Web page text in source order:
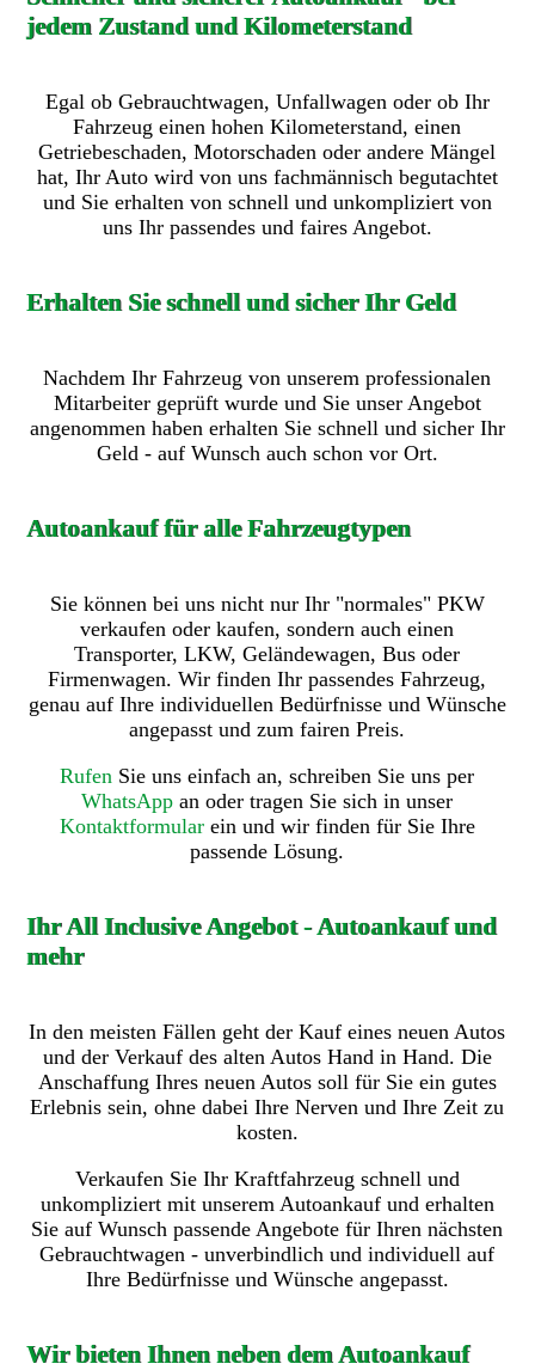
jedem Zustand und Kilometerstand
Egal ob Gebrauchtwagen, Unfallwagen oder ob Ihr
Fahrzeug einen hohen Kilometerstand, einen
Getriebeschaden, Motorschaden oder andere Mängel
hat, Ihr Auto wird von uns fachmännisch begutachtet
und Sie erhalten von schnell und unkompliziert von
uns Ihr passendes und faires Angebot.
Erhalten Sie schnell und sicher Ihr Geld
Nachdem Ihr Fahrzeug von unserem professionalen
Mitarbeiter geprüft wurde und Sie unser Angebot
angenommen haben erhalten Sie schnell und sicher Ihr
Geld - auf Wunsch auch schon vor Ort.
Autoankauf für alle Fahrzeugtypen
Sie können bei uns nicht nur Ihr "normales" PKW
verkaufen oder kaufen, sondern auch einen
Transporter, LKW, Geländewagen, Bus oder
Firmenwagen. Wir finden Ihr passendes Fahrzeug,
genau auf Ihre individuellen Bedürfnisse und Wünsche
angepasst und zum fairen Preis.
Rufen Sie uns einfach an, schreiben Sie uns per
WhatsApp an oder tragen Sie sich in unser
Kontaktformularein und wir finden für Sie Ihre
passende Lösung.
Ihr All Inclusive Angebot - Autoankauf und
mehr
In den meisten Fällen geht der Kauf eines neuen Autos
und der Verkauf des alten Autos Hand in Hand. Die
Anschaffung Ihres neuen Autos soll für Sie ein gutes
Erlebnis sein, ohne dabei Ihre Nerven und Ihre Zeit zu
kosten.
Verkaufen Sie Ihr Kraftfahrzeug schnell und
unkompliziert mit unserem Autoankauf und erhalten
Sie auf Wunsch passende Angebote für Ihren nächsten
Gebrauchtwagen - unverbindlich und individuell auf
Ihre Bedürfnisse und Wünsche angepasst.
Wir bieten Ihnen neben dem Autoankauf